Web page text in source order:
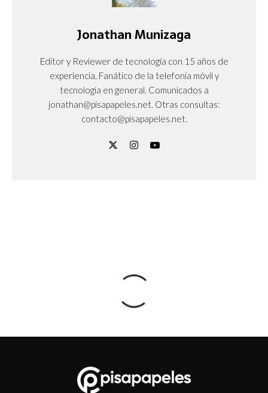
Jonathan Munizaga
Editor y Reviewer de tecnología con 15 años de
experiencia. Fanático de la telefonía móvil y
tecnología en general. Comunicados a
jonathan@pisapapeles.net. Otras consultas:
contacto@pisapapeles.net.